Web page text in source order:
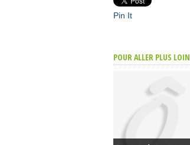
Pin It
POUR ALLER PLUS LOIN